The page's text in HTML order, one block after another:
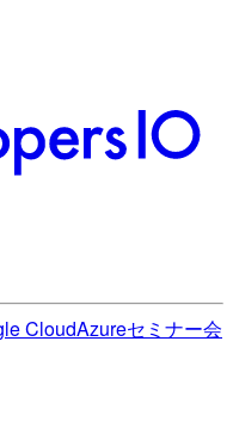
CloudAzureセミナー会